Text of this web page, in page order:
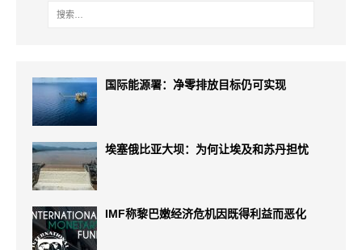
国际能源署：净零排放目标仍可实现
埃塞俄比亚大坝：为何让埃及和苏丹担忧
IMF称黎巴嫩经济危机因既得利益而恶化